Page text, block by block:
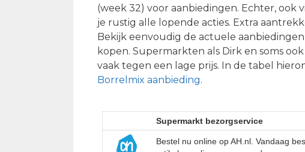
(week 32) voor aanbiedingen. Echter, ook
je rustig alle lopende acties. Extra
Bekijk eenvoudig de actuele
kopen. Supermarkten als Dirk en soms
vaak tegen een lage prijs. In de tabel
Borrelmix aanbieding.
Supermarkt bezorgservice
Bestel nu online op AH.nl. Vandaag